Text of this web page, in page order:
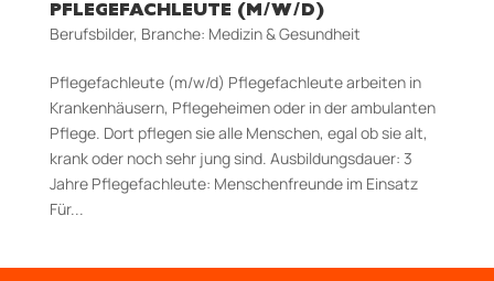
PFLEGEFACHLEUTE (M/W/D)
Berufsbilder, Branche: Medizin & Gesundheit
Pflegefachleute (m/w/d) Pflegefachleute arbeiten in
Krankenhäusern, Pflegeheimen oder in der ambulanten
Pflege. Dort pflegen sie alle Menschen, egal ob sie alt,
krank oder noch sehr jung sind. Aus­bildungs­dauer: 3
Jahre Pflegefachleute: Menschenfreunde im Einsatz
Für...